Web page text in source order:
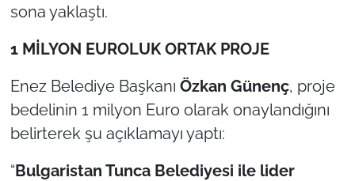
sona yaklaştı.
1 MİLYON EUROLUK ORTAK PROJE
Enez Belediye Başkanı Özkan Günenç, proje
bedelinin 1 milyon Euro olarak onaylandığını
belirterek şu açıklamayı yaptı:
“Bulgaristan Tunca Belediyesi ile lider
Genel-A